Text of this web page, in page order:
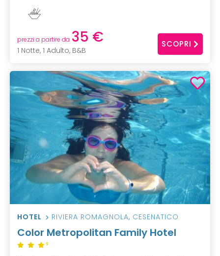
prezzi a partire da 35 €
1 Notte, 1 Adulto, B&B
SCOPRI
HOTEL RIVIERA ROMAGNOLA, CESENATICO
Color Metropolitan Family Hotel
S